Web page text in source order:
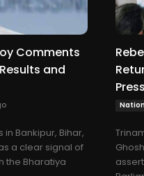
Comments
and
Bankipur, Bihar,
a clear signal of
the Bharatiya